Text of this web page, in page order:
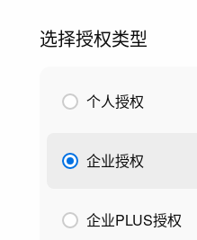
选择授权类型
个人授权
企业授权
企业PLUS授权